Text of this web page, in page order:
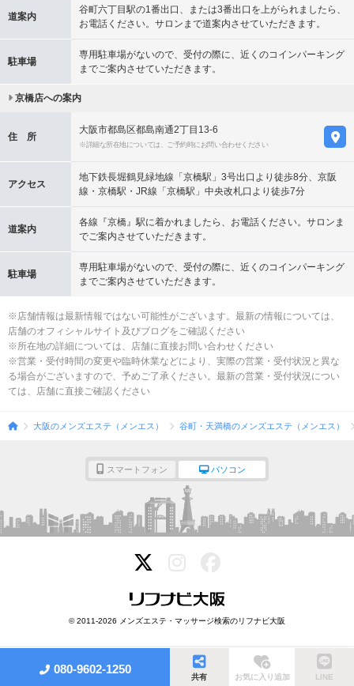
道案内
谷町六丁目駅の1番出口、または3番出口を上がられましたら、
お電話ください。サロンまで道案内させていただきます。
駐車場
専用駐車場がないので、受付の際に、近くのコインパーキング
までご案内させていただきます。
京橋店への案内
住 所
大阪市都島区都島南通2丁目13-6
※詳細な所在地については、ご予約時にお問い合わせください
アクセス
地下鉄長堀鶴見緑地線「京橋駅」3号出口より徒歩8分、京阪
線・京橋駅・JR線「京橋駅」中央改札口より徒歩7分
道案内
各線『京橋』駅に着かれましたら、お電話ください。サロンま
でご案内させていただきます。
駐車場
専用駐車場がないので、受付の際に、近くのコインパーキング
までご案内させていただきます。
※店舗情報は最新情報ではない可能性がございます。最新の情報については、
店舗のオフィシャルサイト及びブログをご確認ください
※所在地の詳細については、店舗に直接お問い合わせください
※営業・受付時間の変更や臨時休業などにより、実際の営業・受付状況と異な
る場合がございますので、予めご了承ください。最新の営業・受付状況につい
ては、店舗に直接ご確認ください
大阪のメンズエステ（メンエス） 谷町・天満橋のメンズエステ（メンエス）
スマートフォン パソコン
© 2011-2026 メンズエステ・マッサージ検索のリフナビ大阪
080-9602-1250
共有 お気に入り追加 LINE